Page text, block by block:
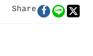
i
Share